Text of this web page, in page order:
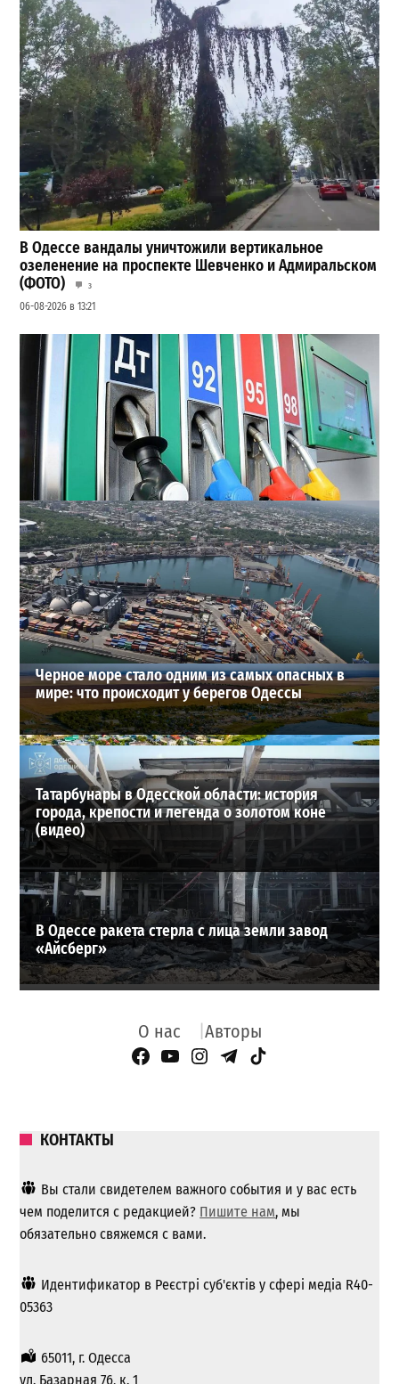
В Одессе вандалы уничтожили вертикальное
озеленение на проспекте Шевченко и Адмиральском
(ФОТО)
3
06-08-2026 в 13:21
Неприятный сюрприз для водителей Одессы: на АЗС
снова взлетели цены
2
28-07-2026 в 06:47
ВИБОР РЕДАКЦИИ
Черное море стало одним из самых опасных в
мире: что происходит у берегов Одессы
Татарбунары в Одесской области: история
города, крепости и легенда о золотом коне
(видео)
В Одессе ракета стерла с лица земли завод
«Айсберг»
О нас Авторы
Facebook Page
YouTube
Instagram
Telegram
TikTok
КОНТАКТЫ
Вы стали свидетелем важного события и у вас есть
чем поделится с редакцией? Пишите нам, мы
обязательно свяжемся с вами.
Идентификатор в Реєстрі суб'єктів у сфері медіа R40-
05363
65011, г. Одесса
ул. Базарная 76, к. 1